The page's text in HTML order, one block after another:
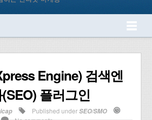
Engine) 검색엔
플러그인
Published underSEO/SMO